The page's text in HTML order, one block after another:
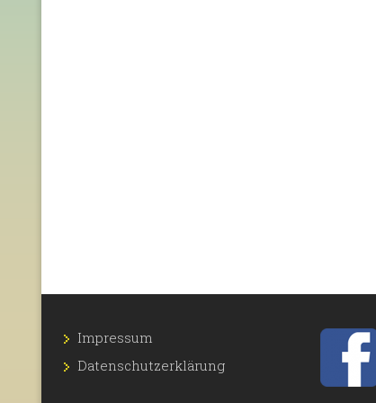
Impressum
Datenschutz­erklärung